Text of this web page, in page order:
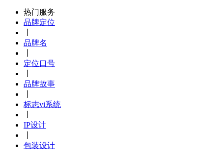
热门服务
品牌定位
品牌名
定位口号
品牌故事
标志vi系统
IP设计
包装设计